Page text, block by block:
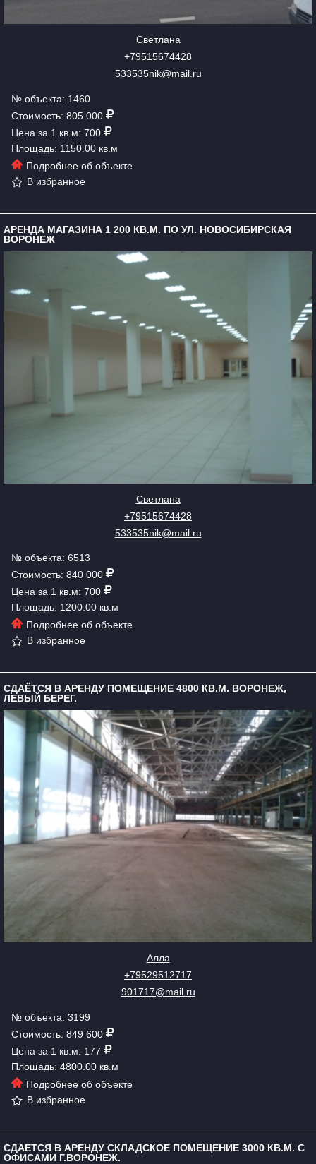
Светлана
+79515674428
533535nik@mail.ru
№ объекта: 1460
Стоимость: 805 000
Цена за 1 кв.м: 700
Площадь: 1150.00 кв.м
Подробнее об объекте
В избранное
АРЕНДА МАГАЗИНА 1 200 КВ.М. ПО УЛ. НОВОСИБИРСКАЯ
ВОРОНЕЖ
Светлана
+79515674428
533535nik@mail.ru
№ объекта: 6513
Стоимость: 840 000
Цена за 1 кв.м: 700
Площадь: 1200.00 кв.м
Подробнее об объекте
В избранное
СДАЁТСЯ В АРЕНДУ ПОМЕЩЕНИЕ 4800 КВ.М. ВОРОНЕЖ,
ЛЕВЫЙ БЕРЕГ.
Алла
+79529512717
901717@mail.ru
№ объекта: 3199
Стоимость: 849 600
Цена за 1 кв.м: 177
Площадь: 4800.00 кв.м
Подробнее об объекте
В избранное
СДАЕТСЯ В АРЕНДУ СКЛАДСКОЕ ПОМЕЩЕНИЕ 3000 КВ.М. С
ОФИСАМИ Г.ВОРОНЕЖ.